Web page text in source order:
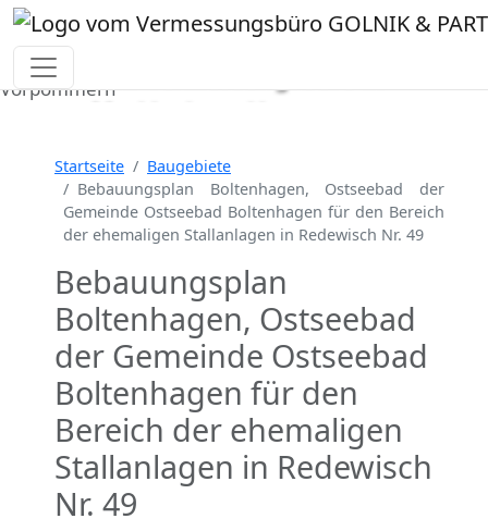
Lageplan▪Absteckung
Gebäudeeinmessung
Grenzfeststellung▪ Amtliche Auskünfte und
Auszüge
Vorheriges Bild
Startseite
Baugebiete
Bebauungsplan Boltenhagen, Ostseebad der
Gemeinde Ostseebad Boltenhagen für den Bereich
der ehemaligen Stallanlagen in Redewisch Nr. 49
Bebauungsplan
Boltenhagen, Ostseebad
der Gemeinde Ostseebad
Boltenhagen für den
Bereich der ehemaligen
Stallanlagen in Redewisch
Nr. 49